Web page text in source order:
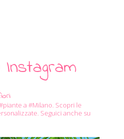
a #Milano. Scopri le
Seguici anche su